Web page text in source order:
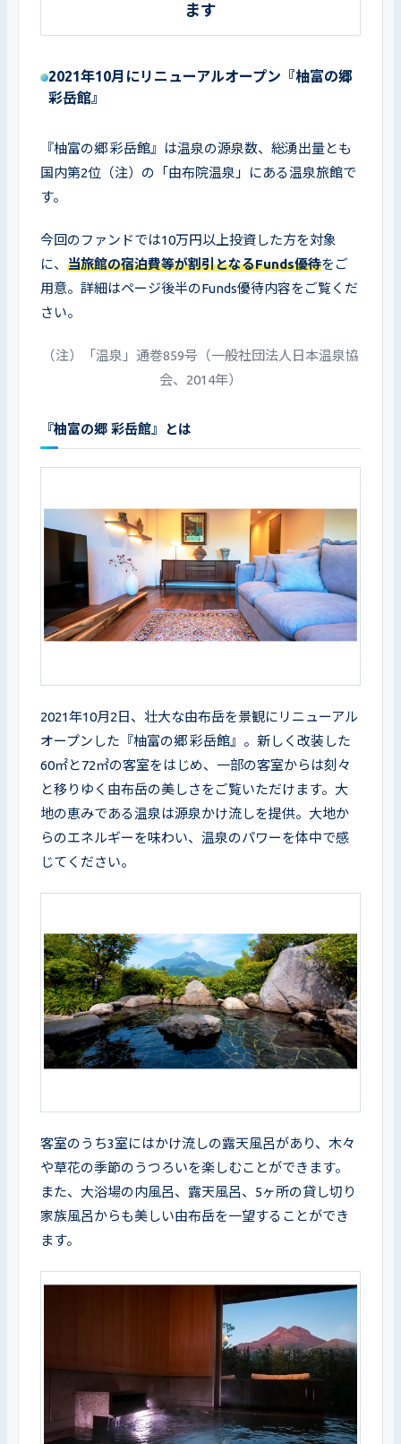
ます
2021年10月にリニューアルオープン『柚富の郷
彩岳館』
『柚富の郷 彩岳館』は温泉の源泉数、総湧出量とも
国内第2位（注）の「由布院温泉」にある温泉旅館で
す。
今回のファンドでは10万円以上投資した方を対象
に、 当旅館の宿泊費等が割引となるFunds優待をご
用意。詳細はページ後半のFunds優待内容をご覧くだ
さい。
（注）「温泉」通巻859号（一般社団法人日本温泉協
会、2014年）
『柚富の郷 彩岳館』とは
2021年10月2日、壮大な由布岳を景観にリニューアル
オープンした『柚富の郷 彩岳館』。新しく改装した
60㎡と72㎡の客室をはじめ、一部の客室からは刻々
と移りゆく由布岳の美しさをご覧いただけます。大
地の恵みである温泉は源泉かけ流しを提供。大地か
らのエネルギーを味わい、温泉のパワーを体中で感
じてください。
客室のうち3室にはかけ流しの露天風呂があり、木々
や草花の季節のうつろいを楽しむことができます。
また、大浴場の内風呂、露天風呂、5ヶ所の貸し切り
家族風呂からも美しい由布岳を一望することができ
ます。